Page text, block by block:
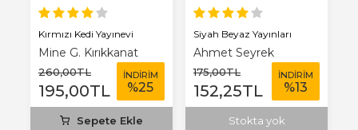
Kırmızı Kedi Yayınevi
Mine G. Kırıkkanat
260,00TL
195,00TL
İNDİRİM
%25
Sepete Ekle
Siyah Beyaz Yayınları
Ahmet Seyrek
175,00TL
152,25TL
İNDİRİM
%13
Stokta yok